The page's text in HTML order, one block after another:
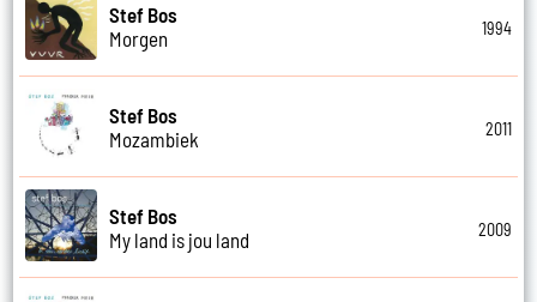
Stef Bos
Morgen
1994
Stef Bos
Mozambiek
2011
Stef Bos
My land is jou land
2009